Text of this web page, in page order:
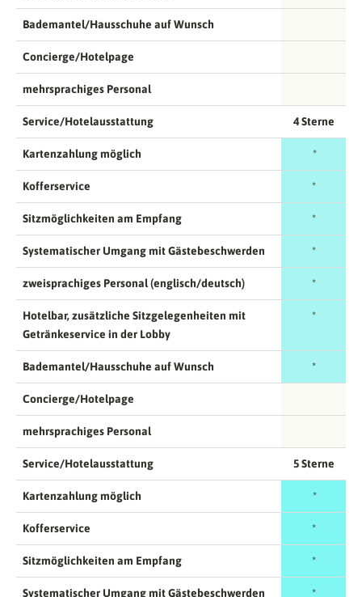
Bademantel/Hausschuhe auf Wunsch
Concierge/Hotelpage
mehrsprachiges Personal
Service/Hotelausstattung 4 Sterne
Kartenzahlung möglich *
Kofferservice *
Sitzmöglichkeiten am Empfang *
Systematischer Umgang mit Gästebeschwerden *
zweisprachiges Personal (englisch/deutsch) *
Hotelbar, zusätzliche Sitzgelegenheiten mit
Getränkeservice in der Lobby
*
Bademantel/Hausschuhe auf Wunsch *
Concierge/Hotelpage
mehrsprachiges Personal
Service/Hotelausstattung 5 Sterne
Kartenzahlung möglich *
Kofferservice *
Sitzmöglichkeiten am Empfang *
Systematischer Umgang mit Gästebeschwerden *